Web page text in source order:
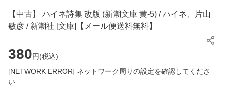
【中古】 ハイネ詩集 改版 (新潮文庫 黄-5) / ハイネ、片山
敏彦 / 新潮社 [文庫]【メール便送料無料】
380円(税込)
[NETWORK ERROR] ネットワーク周りの設定を確認してくださ
い